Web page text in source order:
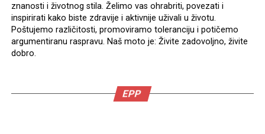
znanosti i životnog stila. Želimo vas ohrabriti, povezati i
inspirirati kako biste zdravije i aktivnije uživali u životu.
Poštujemo različitosti, promoviramo toleranciju i potičemo
argumentiranu raspravu. Naš moto je: Živite zadovoljno, živite
dobro.
EPP